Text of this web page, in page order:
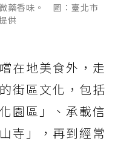
藥香味。 圖：臺北市
供
在地美食外，走
街區文化，包括
園區」、承載信
寺」，再到經常